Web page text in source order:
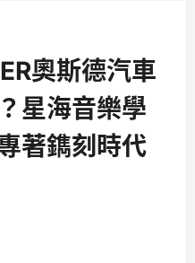
奧斯德汽車
星海音樂學
著鐫刻時代